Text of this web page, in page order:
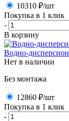
10310 ₽/шт
Покупка в 1 клик
-
В корзину
Водно-
Нет в наличии
Без монтажа
12860 ₽/шт
Покупка в 1 клик
-